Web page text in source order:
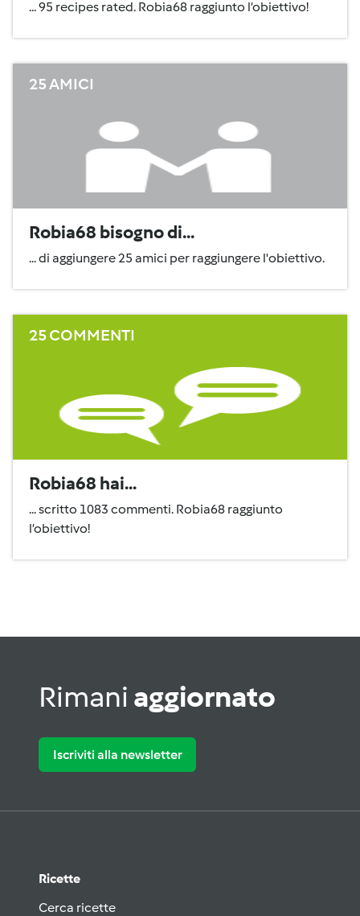
... 95 recipes rated. Robia68 raggiunto l’obiettivo!
25 AMICI
Robia68 bisogno di...
... di aggiungere 25 amici per raggiungere l'obiettivo.
25 COMMENTI
Robia68 hai...
... scritto 1083 commenti. Robia68 raggiunto
l’obiettivo!
Rimani aggiornato
Iscriviti alla newsletter
Ricette
Cerca ricette